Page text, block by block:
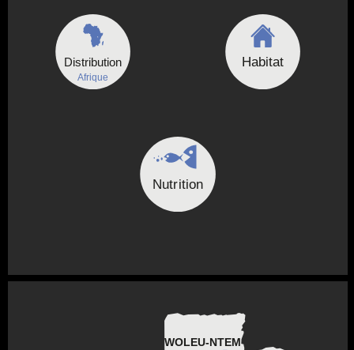
Distribution
Afrique
Habitat
Nutrition
WOLEU-NTEM